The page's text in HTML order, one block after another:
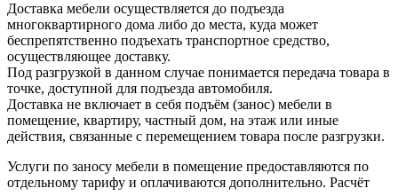
Доставка мебели осуществляется до подъезда
многоквартирного дома либо до места, куда может
беспрепятственно подъехать транспортное средство,
осуществляющее доставку.
Под разгрузкой в данном случае понимается передача товара в
точке, доступной для подъезда автомобиля.
Доставка не включает в себя подъём (занос) мебели в
помещение, квартиру, частный дом, на этаж или иные
действия, связанные с перемещением товара после разгрузки.
Услуги по заносу мебели в помещение предоставляются по
отдельному тарифу и оплачиваются дополнительно. Расчёт